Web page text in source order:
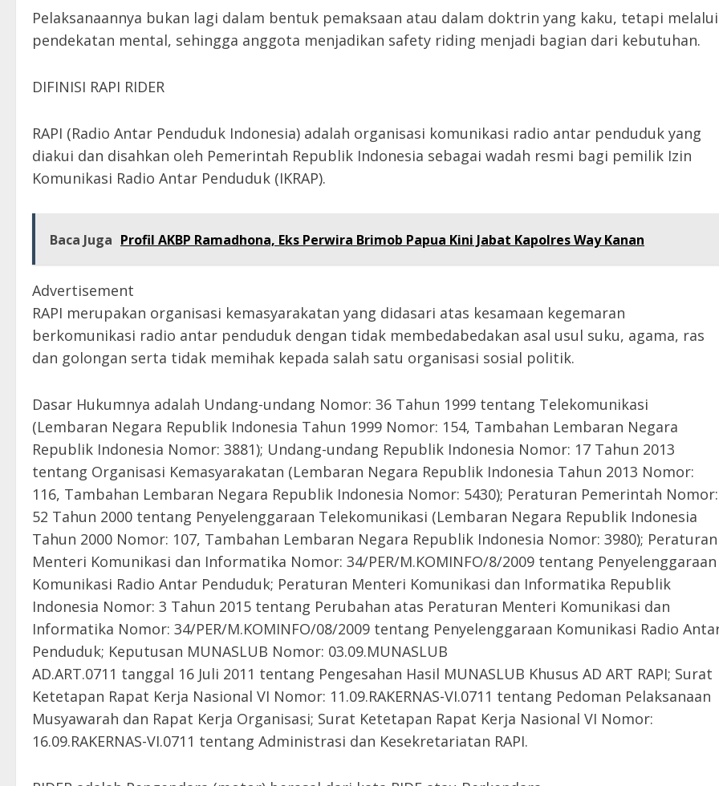
Pelaksanaannya bukan lagi dalam bentuk pemaksaan atau dalam doktrin yang kaku, tetapi melalui
pendekatan mental, sehingga anggota menjadikan safety riding menjadi bagian dari kebutuhan.
DIFINISI RAPI RIDER
RAPI (Radio Antar Penduduk Indonesia) adalah organisasi komunikasi radio antar penduduk yang
diakui dan disahkan oleh Pemerintah Republik Indonesia sebagai wadah resmi bagi pemilik Izin
Komunikasi Radio Antar Penduduk (IKRAP).
Baca Juga Profil AKBP Ramadhona, Eks Perwira Brimob Papua Kini Jabat Kapolres Way Kanan
Advertisement
RAPI merupakan organisasi kemasyarakatan yang didasari atas kesamaan kegemaran
berkomunikasi radio antar penduduk dengan tidak membedabedakan asal usul suku, agama, ras
dan golongan serta tidak memihak kepada salah satu organisasi sosial politik.
Dasar Hukumnya adalah Undang-undang Nomor: 36 Tahun 1999 tentang Telekomunikasi
(Lembaran Negara Republik Indonesia Tahun 1999 Nomor: 154, Tambahan Lembaran Negara
Republik Indonesia Nomor: 3881); Undang-undang Republik Indonesia Nomor: 17 Tahun 2013
tentang Organisasi Kemasyarakatan (Lembaran Negara Republik Indonesia Tahun 2013 Nomor:
116, Tambahan Lembaran Negara Republik Indonesia Nomor: 5430); Peraturan Pemerintah Nomor:
52 Tahun 2000 tentang Penyelenggaraan Telekomunikasi (Lembaran Negara Republik Indonesia
Tahun 2000 Nomor: 107, Tambahan Lembaran Negara Republik Indonesia Nomor: 3980); Peraturan
Menteri Komunikasi dan Informatika Nomor: 34/PER/M.KOMINFO/8/2009 tentang Penyelenggaraan
Komunikasi Radio Antar Penduduk; Peraturan Menteri Komunikasi dan Informatika Republik
Indonesia Nomor: 3 Tahun 2015 tentang Perubahan atas Peraturan Menteri Komunikasi dan
Informatika Nomor: 34/PER/M.KOMINFO/08/2009 tentang Penyelenggaraan Komunikasi Radio
Penduduk; Keputusan MUNASLUB Nomor: 03.09.MUNASLUB
AD.ART.0711 tanggal 16 Juli 2011 tentang Pengesahan Hasil MUNASLUB Khusus AD ART RAPI; Surat
Ketetapan Rapat Kerja Nasional VI Nomor: 11.09.RAKERNAS-VI.0711 tentang Pedoman Pelaksanaan
Musyawarah dan Rapat Kerja Organisasi; Surat Ketetapan Rapat Kerja Nasional VI Nomor:
16.09.RAKERNAS-VI.0711 tentang Administrasi dan Kesekretariatan RAPI.